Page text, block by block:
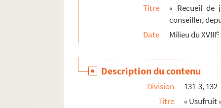
Titre
« Recueil de
conseiller,
Date
Milieu du XVIIIe
Description du contenu
Division
131-3, 132
Titre
« Usufruit